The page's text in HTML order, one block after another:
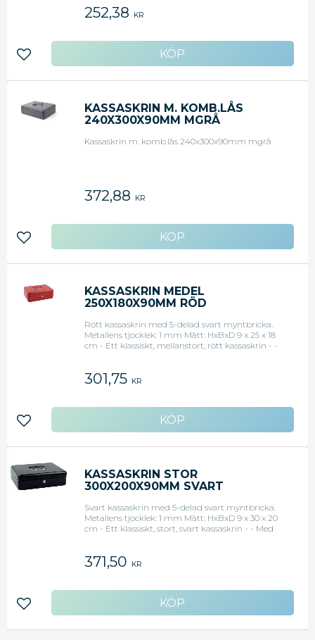
252,38 KR
Lägg till i favoriter
KASSASKRIN M. KOMB.LÅS
240X300X90MM MGRÅ
Kassaskrin m. komb.lås 240x300x90mm mgrå
372,88 KR
Lägg till i favoriter
KASSASKRIN MEDEL
250X180X90MM RÖD
Rött kassaskrin med 5-delad svart myntbricka.
Metallens tjocklek: 1 mm Mått: HxBxD 9 x 25 x 18
cm - Ett klassiskt, mellanstort, rött kassaskrin - -
301,75 KR
Lägg till i favoriter
KASSASKRIN STOR
300X200X90MM SVART
Svart kassaskrin med 5-delad svart myntbricka.
Metallens tjocklek: 1 mm Mått: HxBxD 9 x 30 x 20
cm - Ett klassiskt, stort, svart kassaskrin - - Med
371,50 KR
Lägg till i favoriter